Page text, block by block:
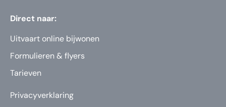
Direct naar:
Uitvaart online bijwonen
Formulieren & flyers
Tarieven
Privacyverklaring